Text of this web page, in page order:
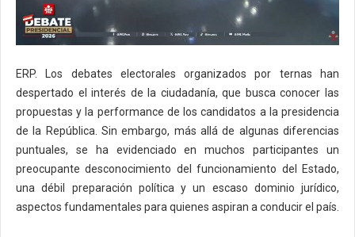
ERP. Los debates electorales organizados por ternas han
despertado el interés de la ciudadanía, que busca conocer las
propuestas y la performance de los candidatos a la presidencia
de la República. Sin embargo, más allá de algunas diferencias
puntuales, se ha evidenciado en muchos participantes un
preocupante desconocimiento del funcionamiento del Estado,
una débil preparación política y un escaso dominio jurídico,
aspectos fundamentales para quienes aspiran a conducir el país.